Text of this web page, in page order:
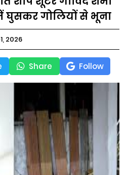
घुसकर गोलियों से भूना
2026
Share Follow